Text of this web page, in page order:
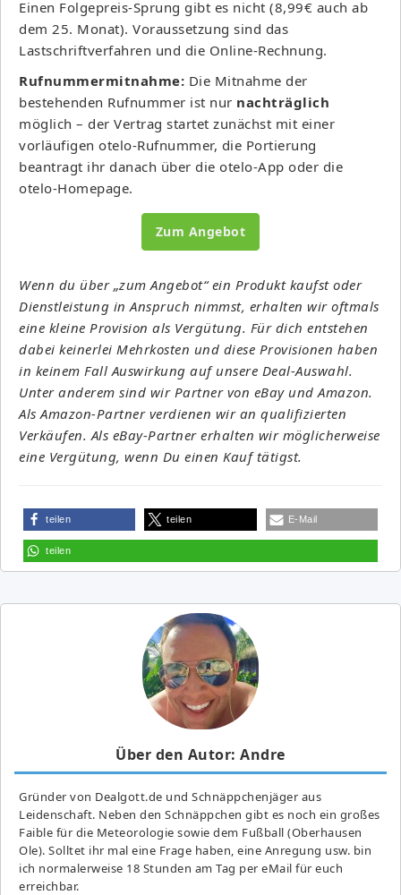
Einen Folgepreis-Sprung gibt es nicht (8,99€ auch ab
dem 25. Monat). Voraussetzung sind das
Lastschriftverfahren und die Online-Rechnung.
Rufnummermitnahme: Die Mitnahme der
bestehenden Rufnummer ist nur nachträglich
möglich – der Vertrag startet zunächst mit einer
vorläufigen otelo-Rufnummer, die Portierung
beantragt ihr danach über die otelo-App oder die
otelo-Homepage.
Zum Angebot
Wenn du über „zum Angebot“ ein Produkt kaufst oder
Dienstleistung in Anspruch nimmst, erhalten wir oftmals
eine kleine Provision als Vergütung. Für dich entstehen
dabei keinerlei Mehrkosten und diese Provisionen haben
in keinem Fall Auswirkung auf unsere Deal-Auswahl.
Unter anderem sind wir Partner von eBay und Amazon.
Als Amazon-Partner verdienen wir an qualifizierten
Verkäufen. Als eBay-Partner erhalten wir möglicherweise
eine Vergütung, wenn Du einen Kauf tätigst.
teilen teilen E-Mail
teilen
Über den Autor: Andre
Gründer von Dealgott.de und Schnäppchenjäger aus
Leidenschaft. Neben den Schnäppchen gibt es noch ein großes
Fai­ble für die Meteorologie sowie dem Fußball (Oberhausen
Ole). Solltet ihr mal eine Frage haben, eine Anregung usw. bin
ich normalerweise 18 Stunden am Tag per eMail für euch
erreichbar.